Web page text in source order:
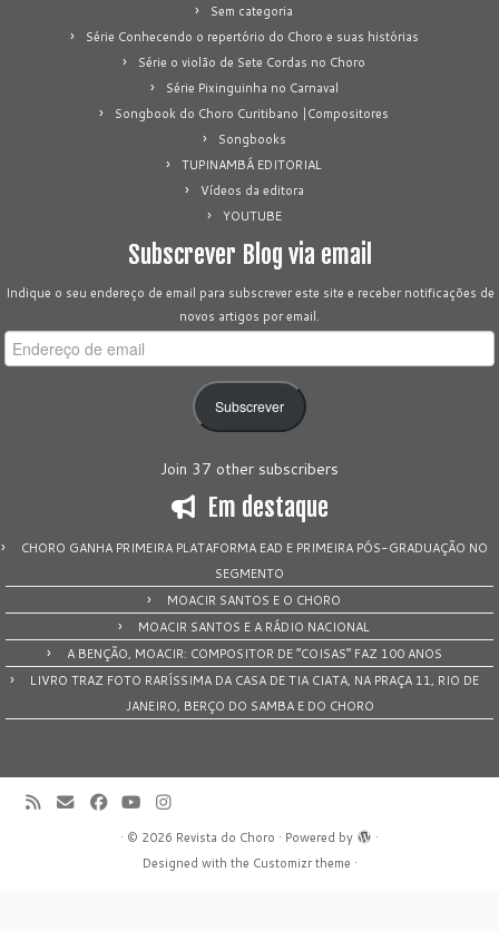
Sem categoria
Série Conhecendo o repertório do Choro e suas histórias
Série o violão de Sete Cordas no Choro
Série Pixinguinha no Carnaval
Songbook do Choro Curitibano |Compositores
Songbooks
TUPINAMBÁ EDITORIAL
Vídeos da editora
YOUTUBE
Subscrever Blog via email
Indique o seu endereço de email para subscrever este site e receber notificações de
novos artigos por email.
Endereço
de
Subscrever
Join 37 other subscribers
Em destaque
CHORO GANHA PRIMEIRA PLATAFORMA EAD E PRIMEIRA PÓS-GRADUAÇÃO NO
SEGMENTO
MOACIR SANTOS E O CHORO
MOACIR SANTOS E A RÁDIO NACIONAL
A BENÇÃO, MOACIR: COMPOSITOR DE “COISAS” FAZ 100 ANOS
LIVRO TRAZ FOTO RARÍSSIMA DA CASA DE TIA CIATA, NA PRAÇA 11, RIO DE
JANEIRO, BERÇO DO SAMBA E DO CHORO
· © 2026 Revista do Choro · Powered by
·
Designed with the Customizr theme ·